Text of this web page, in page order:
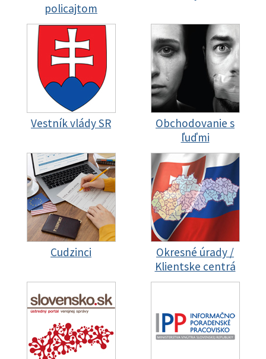
policajtom
Vestník vlády SR
Obchodovanie s
ľuďmi
Cudzinci
Okresné úrady /
Klientske centrá